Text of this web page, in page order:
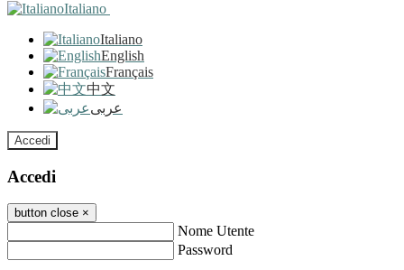
Italiano
Italiano
English
Français
中文
عربى
Accedi
Accedi
button close ×
Nome Utente
Password